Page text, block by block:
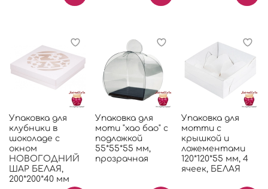
Упаковка для
клубники в
шоколаде с
окном
НОВОГОДНИЙ
ШАР БЕЛАЯ,
200*200*40 мм
Упаковка для
моти "хао бао" с
подложкой
55*55*55 мм,
прозрачная
Упаковка для
мотти с
крышкой и
ложементами
120*120*55 мм, 4
ячеек, БЕЛАЯ